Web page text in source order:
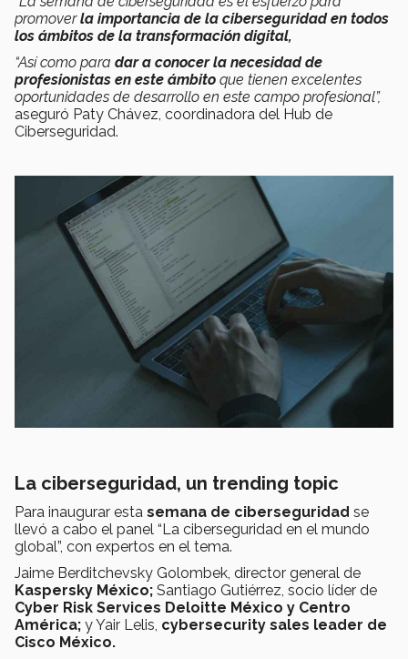
promoverla importancia de la ciberseguridad en todos
los ámbitos de la transformación digital,
“Así como para dar a conocer la necesidad de
profesionistas en este ámbito que tienen excelentes
oportunidades de desarrollo en este campo profesional”,
aseguró Paty Chávez, coordinadora del Hub de
Ciberseguridad.
La ciberseguridad, un trending topic
Para inaugurar esta semana de ciberseguridad se
llevó a cabo el panel “La ciberseguridad en el mundo
global”, con expertos en el tema.
Jaime Berditchevsky Golombek, director general de
Kaspersky México; Santiago Gutiérrez, socio líder de
Cyber Risk Services Deloitte México y Centro
América; y Yair Lelis, cybersecurity sales leader de
Cisco México.